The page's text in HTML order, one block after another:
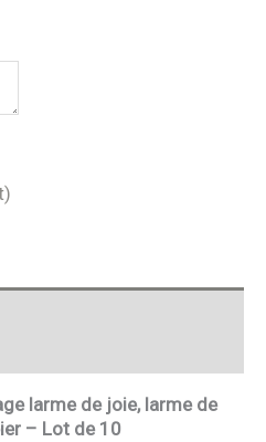
larme de joie, larme de
– Lot de 10